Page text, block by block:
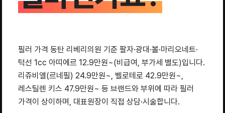
필러 가격 동탄 리베리의원 기준 팔자·광대·볼·마리오네트·
턱선 1cc 아띠에르 12.9만원~(비급여, 부가세 별도)입니다.
리쥬비엘(르네필) 24.9만원~, 벨로테로 42.9만원~,
레스틸렌 키스 47.9만원~ 등 브랜드와 부위에 따라 필러
가격이 상이하며, 대표원장이 직접 상담·시술합니다.